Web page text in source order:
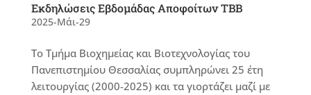
Εκδηλώσεις Εβδομάδας Αποφοίτων ΤΒΒ
2025-Μάι-29
Το Τμήμα Βιοχημείας και Βιοτεχνολογίας του
Πανεπιστημίου Θεσσαλίας συμπληρώνει 25 έτη
λειτουργίας (2000-2025) και τα γιορτάζει μαζί με